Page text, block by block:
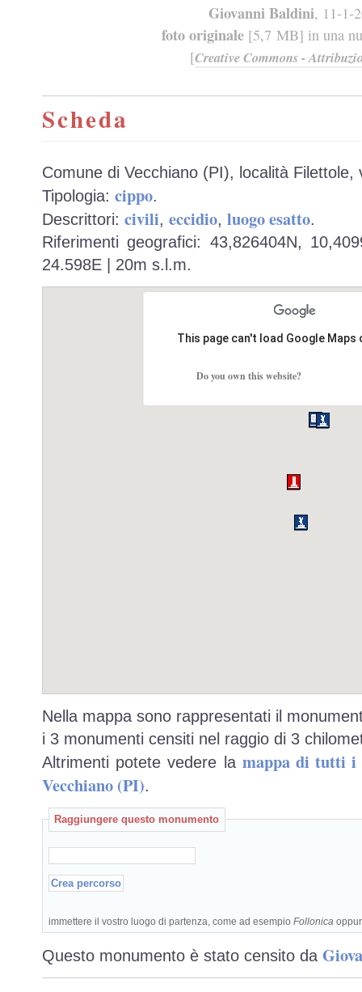
Giovanni Baldini, 11-1-
foto originale[5,7 MB] in una
[Creative Commons -
Scheda
Comune di Vecchiano (PI), località Filettole,
Tipologia: cippo.
Descrittori: civili, eccidio, luogo esatto.
Riferimenti geografici: 43,826404N,
24.598E | 20m s.l.m.
This page can't load Google
Do you own this website?
Nella mappa sono rappresentati il
i 3 monumenti censiti nel raggio di 3
Altrimenti potete vedere la mappa di tutti i
Vecchiano (PI).
Raggiungere questo monumento
immettere il vostro luogo di partenza, come ad esempio Follonica
Questo monumento è stato censito da